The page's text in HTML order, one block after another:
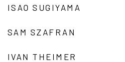
ISAO SUGIYAMA
SAM SZAFRAN
IVAN THEIMER